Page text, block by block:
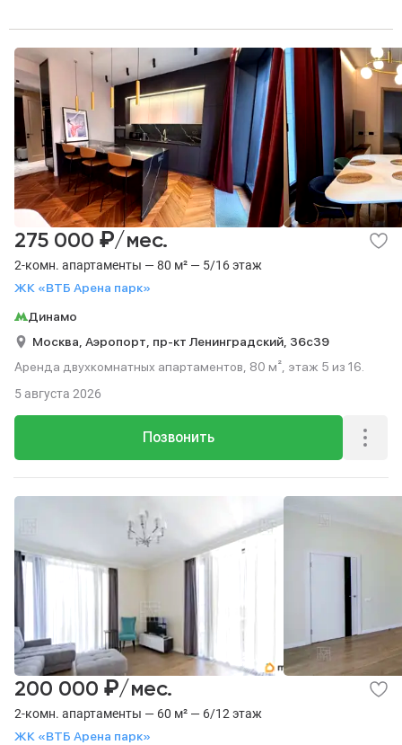
2-комн. апартаменты — 80 м² — 5/16 этаж
ЖК «ВТБ Арена парк»
275 000 ₽/мес.
Динамо
Москва, Аэропорт, пр-кт Ленинградский, 36с39
Аренда двухкомнатных апартаментов, 80 м², этаж 5 из 16.
Позвонить
5 августа 2026
2-комн. апартаменты — 60 м² — 6/12 этаж
ЖК «ВТБ Арена парк»
200 000 ₽/мес.